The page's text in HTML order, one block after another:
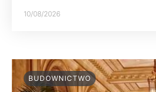
10/08/2026
BUDOWNICTWO